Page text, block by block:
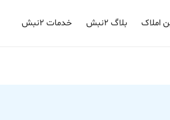
املاک بلاگ ۲نبش خدمات ۲نبش